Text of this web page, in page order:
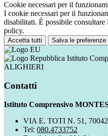
Cookie necessari per il
I cookie necessari per il
disabilitati. È possibile
policy.
Accetta tutti Salva le preferenze
Istituto
ALIGHIERI
Contatti
Istituto Comprensivo
VIA E. TOTI N. 51,
Tel: 080.4733752